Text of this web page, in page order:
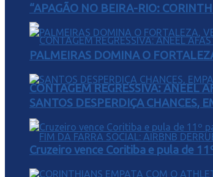
CONTAGEM REGRESSIVA: ANEEL
“APAGÃO NO BEIRA-RIO:
PALMEIRAS DOMINA O
SANTOS DESPERDIÇA CHANCES,
Cruzeiro vence Coritiba e pula de